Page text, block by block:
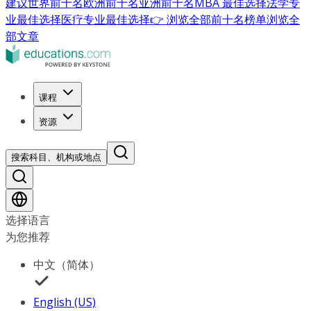
业最佳选择医疗专业最佳选择👉 浏览全部前十名榜单浏览全
部文章
课程
资源
搜索科目、机构或地点
选择语言
为您推荐
中文（简体）
English (US)